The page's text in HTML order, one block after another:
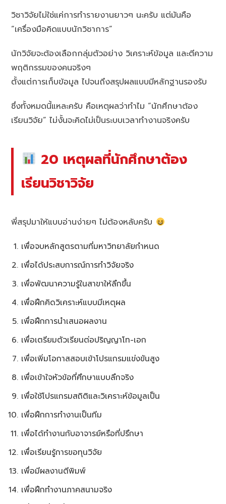
วิชาวิจัยไม่ใช่แค่การทำรายงานยาวๆ นะครับ แต่มันคือ
“เครื่องมือคิดแบบนักวิชาการ”
นักวิจัยจะต้องเลือกกลุ่มตัวอย่าง วิเคราะห์ข้อมูล และตีความ
พฤติกรรมของคนจริงๆ
ตั้งแต่การเก็บข้อมูล ไปจนถึงสรุปผลแบบมีหลักฐานรองรับ
ซึ่งทั้งหมดนี้แหละครับ คือเหตุผลว่าทำไม “นักศึกษาต้อง
เรียนวิจัย” ไม่งั้นจะคิดไม่เป็นระบบเวลาทำงานจริงครับ
20 เหตุผลที่นักศึกษาต้อง
เรียนวิชาวิจัย
พี่สรุปมาให้แบบอ่านง่ายๆ ไม่ต้องหลับครับ
เพื่อจบหลักสูตรตามที่มหาวิทยาลัยกำหนด
เพื่อได้ประสบการณ์การทำวิจัยจริง
เพื่อพัฒนาความรู้ในสาขาให้ลึกขึ้น
เพื่อฝึกคิดวิเคราะห์แบบมีเหตุผล
เพื่อฝึกการนำเสนอผลงาน
เพื่อเตรียมตัวเรียนต่อปริญญาโท-เอก
เพื่อเพิ่มโอกาสสอบเข้าโปรแกรมแข่งขันสูง
เพื่อเข้าใจหัวข้อที่ศึกษาแบบลึกจริง
เพื่อใช้โปรแกรมสถิติและวิเคราะห์ข้อมูลเป็น
เพื่อฝึกการทำงานเป็นทีม
เพื่อได้ทำงานกับอาจารย์หรือที่ปรึกษา
เพื่อเรียนรู้การขอทุนวิจัย
เพื่อมีผลงานตีพิมพ์
เพื่อฝึกทำงานภาคสนามจริง